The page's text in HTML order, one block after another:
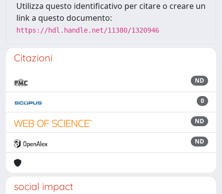
Utilizza questo identificativo per citare o creare un
link a questo documento:
https://hdl.handle.net/11380/1320946
Citazioni
ND
0
ND
ND
social impact